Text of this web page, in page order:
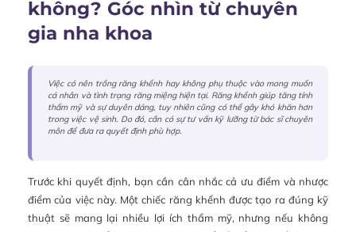
không? Góc nhìn từ chuyên
gia nha khoa
Việc có nên trồng răng khểnh hay không phụ thuộc vào mong muốn
cá nhân và tình trạng răng miệng hiện tại. Răng khểnh giúp tăng tính
thẩm mỹ và sự duyên dáng, tuy nhiên cũng có thể gây khó khăn hơn
trong việc vệ sinh. Do đó, cần có sự tư vấn kỹ lưỡng từ bác sĩ chuyên
môn để đưa ra quyết định phù hợp.
Trước khi quyết định, bạn cần cân nhắc cả ưu điểm và nhược
điểm của việc này. Một chiếc răng khểnh được tạo ra đúng kỹ
thuật sẽ mang lại nhiều lợi ích thẩm mỹ, nhưng nếu không